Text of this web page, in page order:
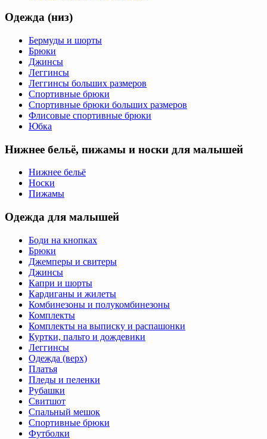
Одежда (низ)
Бермуды и шорты
Брюки
Джинсы
Леггинсы
Леггинсы больших размеров
Спортивные брюки
Спортивные брюки больших размеров
Флисовые спортивные брюки
Юбка
Нижнее бельё, пижамы и носки для малышей
Нижнее бельё
Носки
Пижамы
Одежда для малышей
Боди на кнопках
Брюки
Джемперы и свитеры
Джинсы
Капри и шорты
Кардиганы и жилеты
Комбинезоны и полукомбинезоны
Комплекты
Комплекты на выписку и распашонки
Куртки, пальто и дождевики
Леггинсы
Одежда (верх)
Платья
Пледы и пеленки
Рубашки
Свитшот
Спальный мешок
Спортивные брюки
Футболки